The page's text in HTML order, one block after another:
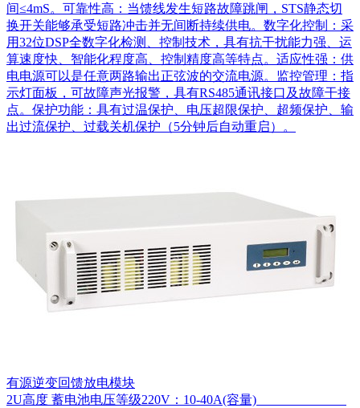
间≤4mS。可靠性高：当馈线发生短路故障跳闸，STS静态切
换开关能够承受短路冲击并无间断持续供电。数字化控制：采
用32位DSP全数字化检测、控制技术，具有抗干扰能力强、运
算速度快、智能化程度高、控制精度高等特点。适应性强：供
电电源可以是任意两路输出正弦波的交流电源。监控管理：指
示灯面板，可故障声光报警，具有RS485通讯接口及故障干接
点。保护功能：具有过温保护、电压超限保护、超频保护、输
出过流保护、过载关机保护（5分钟后自动重启）。
有源逆变回馈放电模块
2U高度 蓄电池电压等级220V：10-40A(容量)